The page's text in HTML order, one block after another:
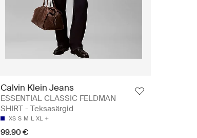
Calvin Klein Jeans
ESSENTIAL CLASSIC FELDMAN
SHIRT - Teksasärgid
XS S M L XL
99.90 €